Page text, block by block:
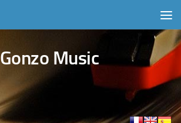
Gonzo Music